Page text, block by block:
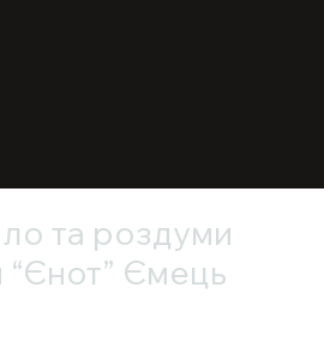
та роздуми
Ємець